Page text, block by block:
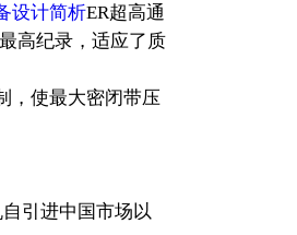
设计简析ER超高通
高纪录，适应了质
，使最大密闭带压
引进中国市场以